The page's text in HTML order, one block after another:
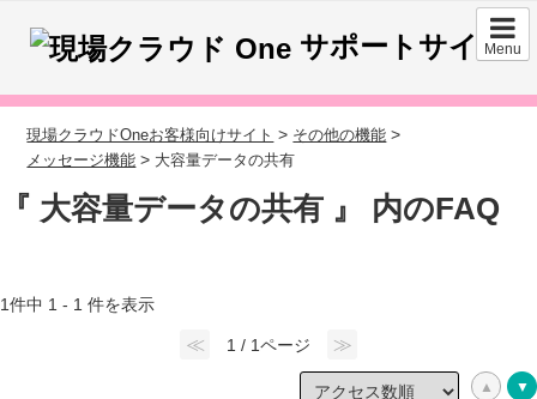
Menu
サポートサイト
現場クラウドOneお客様向けサイト > その他の機能 >
メッセージ機能 > 大容量データの共有
『 大容量データの共有 』 内のFAQ
1件中 1 - 1 件を表示
≪ 1 / 1ページ ≫